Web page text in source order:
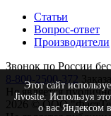
Статьи
Вопрос-ответ
Производители
Звонок по России
8-800-2500-372
Не является
2026 © ООО
Этот сайт
Jivosite. Используя
о вас Яндексом